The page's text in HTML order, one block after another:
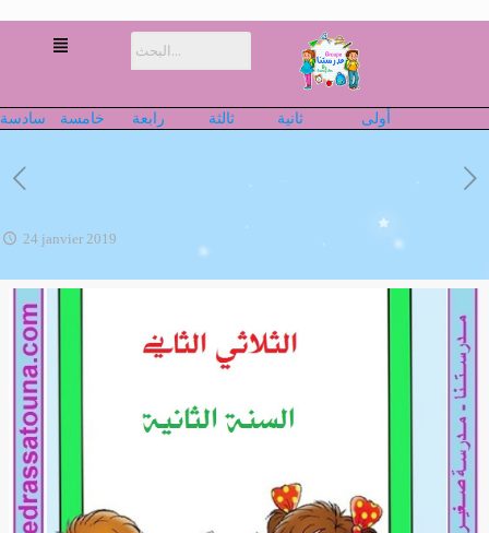
أولى ثانية ثالثة رابعة خامسة سادسة
24 janvier 2019